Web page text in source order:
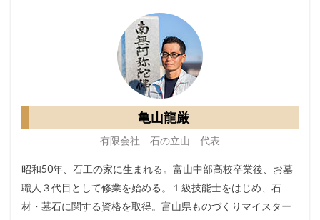
亀山龍厳
有限会社 石の立山 代表
昭和50年、石工の家に生まれる。富山中部高校卒業後、お墓
職人３代目として修業を始める。１級技能士をはじめ、石
材・墓石に関する資格を取得。富山県ものづくりマイスター